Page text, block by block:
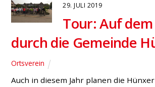
29. JULI 2019
Tour: Auf dem
durch die Gemeinde
Ortsverein
Auch in diesem Jahr planen die Hünxer